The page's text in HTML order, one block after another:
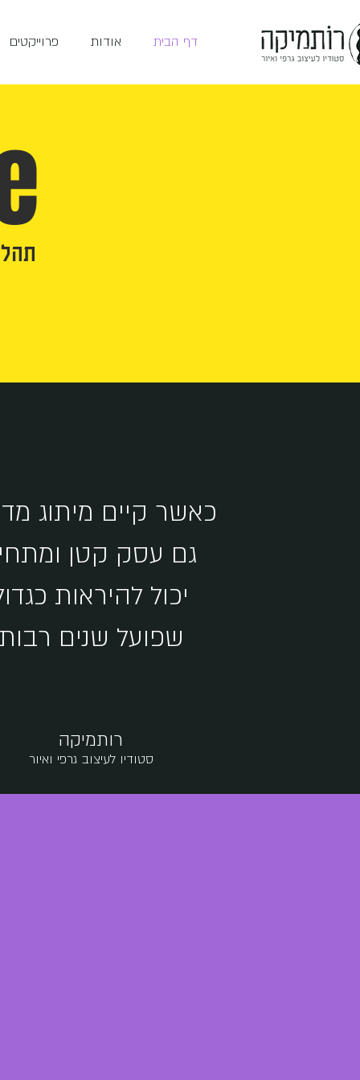
דף הבית אודות פרוייקטים
כאשר‭ ‬קיים‭ ‬מיתוג‭ ‬מדוייק
גם‭ ‬עסק‭ ‬קטן‭ ‬ומתחיל
יכול‭ ‬להיראות‭ ‬כגדול
שפועל‭ ‬שנים‭ ‬רבות
רותמיקה
סטודיו לעיצוב גרפי ואיור